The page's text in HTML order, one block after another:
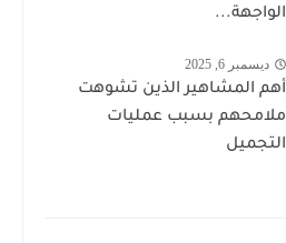
الواجهة...
ديسمبر 6, 2025
أهم المشاهير الذين تشوهت
ملامحهم بسبب عمليات
التجميل